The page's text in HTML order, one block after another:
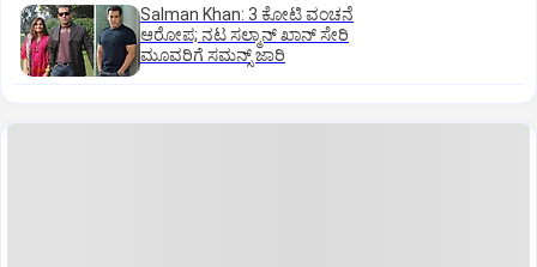
Salman Khan: 3 ಕೋಟಿ ವಂಚನೆ
ಆರೋಪ; ನಟ ಸಲ್ಮಾನ್‌ ಖಾನ್‌ ಸೇರಿ
ಮೂವರಿಗೆ ಸಮನ್ಸ್‌ ಜಾರಿ